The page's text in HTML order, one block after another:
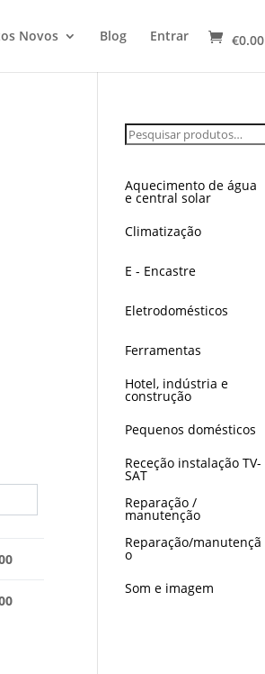
Novos Blog Entrar €0.00
Aquecimento de água
e central solar
Climatização
E - Encastre
Eletrodomésticos
Ferramentas
Hotel, indústria e
construção
Pequenos domésticos
Receção instalação TV-
SAT
Reparação /
manutenção
Reparação/manutençã
o
Som e imagem